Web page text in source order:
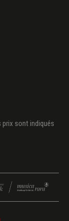
prix sont indiqués